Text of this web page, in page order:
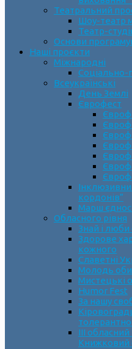
Театральний
Шоу-театр
Театр-
Основи
Наші проєкти
Міжнародні
Соціально-
Всеукраїнські
День Землі
Єврофест
кордонів”
Марш
Обласного рівня
Знай і люби
Здорове
кожного
Славетні
Молодь
Мистецькі
Humor Fest
За нашу
ІII
Книжковий